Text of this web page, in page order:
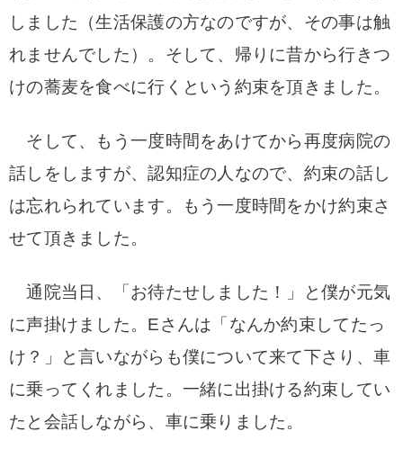
しました（生活保護の方なのですが、その事は触
れませんでした）。そして、帰りに昔から行きつ
けの蕎麦を食べに行くという約束を頂きました。
そして、もう一度時間をあけてから再度病院の
話しをしますが、認知症の人なので、約束の話し
は忘れられています。もう一度時間をかけ約束さ
せて頂きました。
通院当日、「お待たせしました！」と僕が元気
に声掛けました。Eさんは「なんか約束してたっ
け？」と言いながらも僕について来て下さり、車
に乗ってくれました。一緒に出掛ける約束してい
たと会話しながら、車に乗りました。